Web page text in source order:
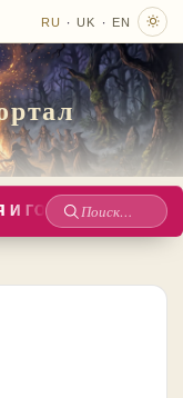
RU · UK · EN
И ГОРОСКОПЫ
Поиск
сайту